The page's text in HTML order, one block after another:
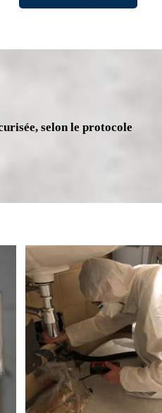
selon le protocole